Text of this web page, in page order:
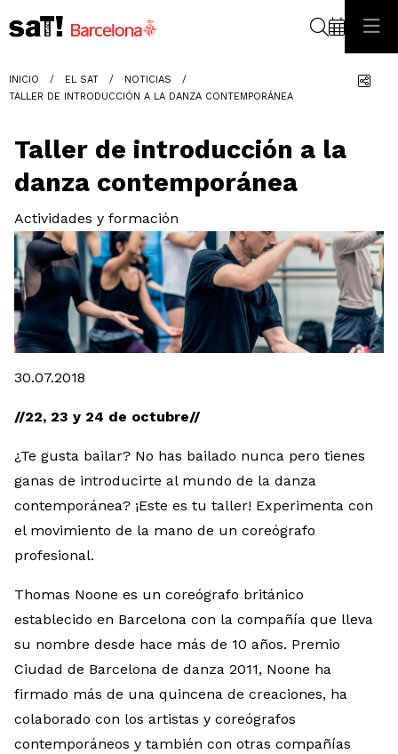
INICIO EL SAT
NOTICIAS
TALLER DE INTRODUCCIÓN A LA DANZA CONTEMPORÁNEA
Taller de introducción a la
danza contemporánea
Actividades y formación
30.07.2018
//22, 23 y 24 de octubre//
¿Te gusta bailar? No has bailado nunca pero tienes
ganas de introducirte al mundo de la danza
contemporánea? ¡Este es tu taller! Experimenta con
el movimiento de la mano de un coreógrafo
profesional.
Thomas Noone es un coreógrafo británico
establecido en Barcelona con la compañía que lleva
su nombre desde hace más de 10 años. Premio
Ciudad de Barcelona de danza 2011, Noone ha
firmado más de una quincena de creaciones, ha
colaborado con los artistas y coreógrafos
contemporáneos y también con otras compañías